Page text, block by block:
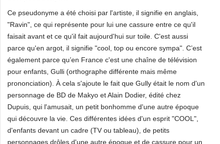
Ce pseudonyme a été choisi par l'artiste, il signifie en anglais,
"Ravin", ce qui représente pour lui une cassure entre ce qu'il
faisait avant et ce qu'il fait aujourd'hui sur toile. C'est aussi
parce qu'en argot, il signifie "cool, top ou encore sympa". C’est
également parce qu’en France c'est une chaîne de télévision
pour enfants, Gulli (orthographe différente mais même
prononciation). À cela s'ajoute le fait que Gully était le nom d'un
personnage de BD de Makyo et Alain Dodier, édité chez
Dupuis, qui l'amusait, un petit bonhomme d'une autre époque
qui découvre la vie. Ces différentes idées d'un esprit "COOL",
d'enfants devant un cadre (TV ou tableau), de petits
personnages drôles d'une autre époque et de cassure pour un